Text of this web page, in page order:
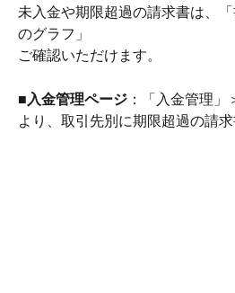
未入金や期限超過の請求書は、
のグラフ」
ご確認いただけます。
■入金管理ページ ：「入金管理」
より、取引先別に期限超過の請求